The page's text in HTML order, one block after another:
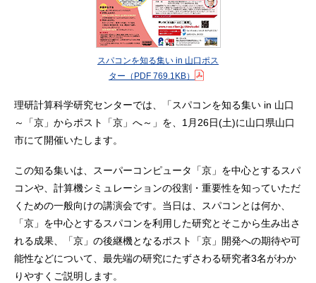
スパコンを知る集い in 山口ポス
ター （PDF 769.1KB）
理研計算科学研究センターでは、「スパコンを知る集い in 山口
～「京」からポスト「京」へ～」を、1月26日(土)に山口県山口
市にて開催いたします。
この知る集いは、スーパーコンピュータ「京」を中心とするスパ
コンや、計算機シミュレーションの役割・重要性を知っていただ
くための一般向けの講演会です。当日は、スパコンとは何か、
「京」を中心とするスパコンを利用した研究とそこから生み出さ
れる成果、「京」の後継機となるポスト「京」開発への期待や可
能性などについて、最先端の研究にたずさわる研究者3名がわか
りやすくご説明します。